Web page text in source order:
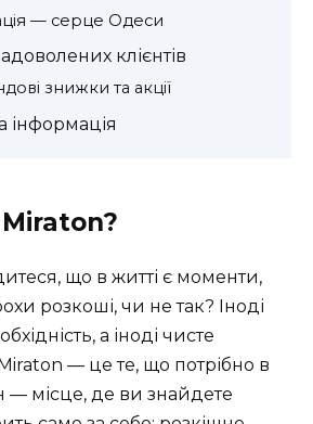
— серце Одеси
клієнтів
знижки та акції
інформація
що в житті є моменти,
розкоші, чи не так? Іноді
а іноді чисте
— це те, що потрібно в
— місце, де ви знайдете